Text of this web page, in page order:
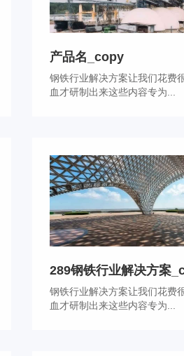
产品名_copy
钢铁行业解决方案让我们花费
血才研制出来这些内容专为...
289钢铁行业解决方案
钢铁行业解决方案让我们花费
血才研制出来这些内容专为...